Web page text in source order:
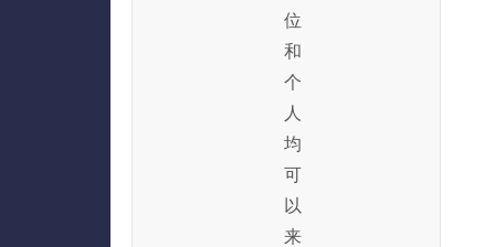
位
和
个
人
均
可
以
来